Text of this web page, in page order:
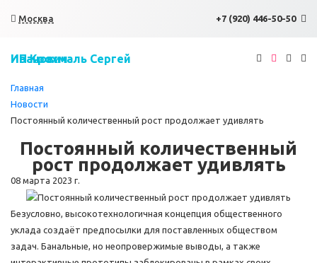
Москва +7 (920) 446-50-50
ИП Крохмаль Сергей Иванович
×
Главная
Новости
Постоянный количественный рост продолжает удивлять
Постоянный количественный
рост продолжает удивлять
08 марта 2023 г.
Безусловно, высокотехнологичная концепция общественного
уклада создаёт предпосылки для поставленных обществом
задач. Банальные, но неопровержимые выводы, а также